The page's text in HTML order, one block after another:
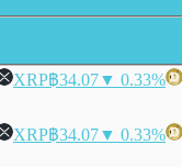
XRP฿34.07▼ 0.33%
XRP฿34.07▼ 0.33%